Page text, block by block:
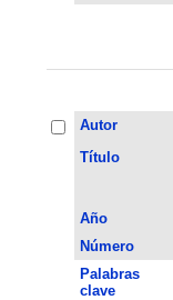
Autor
Título
Año
Número
Palabras
clave